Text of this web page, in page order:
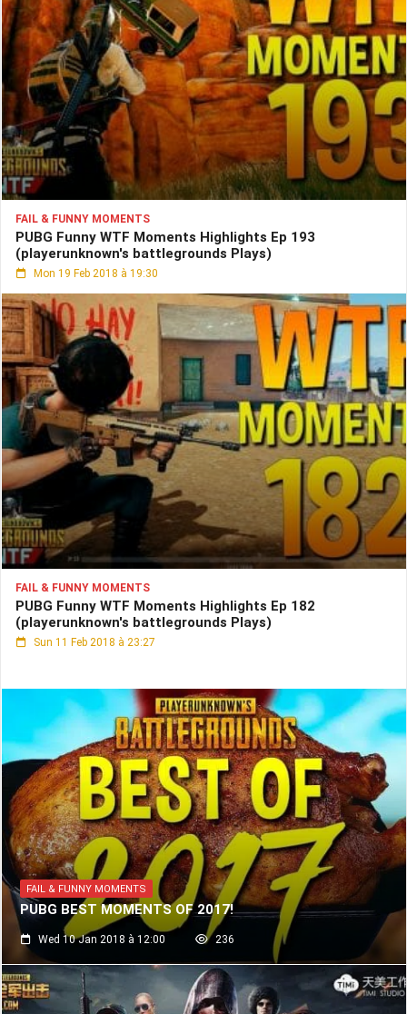
FAIL & FUNNY MOMENTS
PUBG Funny WTF Moments Highlights Ep 193
(playerunknown's battlegrounds Plays)
Mon 19 Feb 2018 à 19:30
FAIL & FUNNY MOMENTS
PUBG Funny WTF Moments Highlights Ep 182
(playerunknown's battlegrounds Plays)
Sun 11 Feb 2018 à 23:27
FAIL & FUNNY MOMENTS
PUBG BEST MOMENTS OF 2017!
Wed 10 Jan 2018 à 12:00 236